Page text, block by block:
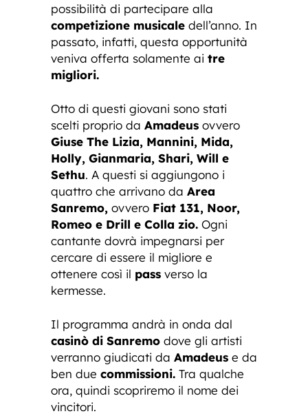
possibilità di partecipare alla
competizione musicale dell’anno. In
passato, infatti, questa opportunità
veniva offerta solamente ai tre
migliori.
Otto di questi giovani sono stati
scelti proprio da Amadeus ovvero
Giuse The Lizia, Mannini, Mida,
Holly, Gianmaria, Shari, Will e
Sethu. A questi si aggiungono i
quattro che arrivano da Area
Sanremo, ovvero Fiat 131, Noor,
Romeo e Drill e Colla zio. Ogni
cantante dovrà impegnarsi per
cercare di essere il migliore e
ottenere così il pass verso la
kermesse.
Il programma andrà in onda dal
casinò di Sanremo dove gli artisti
verranno giudicati da Amadeus e da
ben due commissioni. Tra qualche
ora, quindi scopriremo il nome dei
vincitori.